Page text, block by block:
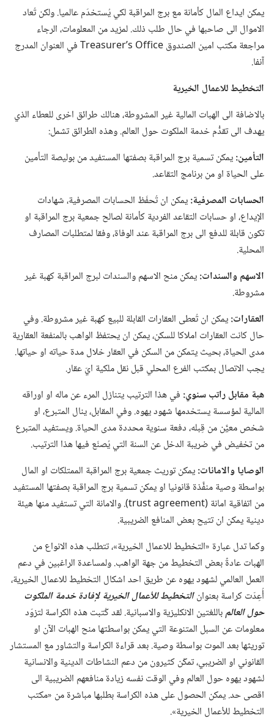
يمكن ايداع المال كأمانة مع برج المراقبة لكي يُستخدَم عالميا.‏ ولكن تُعاد
الاموال الى صاحبها في حال طلب ذلك.‏ لمزيد من المعلومات،‏ الرجاء
مراجعة مكتب امين الصندوق ‏e‏c‏i‏f‏f‏O‏ ‏s‏’‏r‏e‏r‏u‏s‏a‏e‏r‏T‏ في العنوان المدرج
آنفا.‏
التخطيط للاعمال الخيرية
بالاضافة الى الهبات المالية غير المشروطة،‏ هنالك طرائق اخرى للعطاء الذي
يهدف الى تقدُّم خدمة الملكوت حول العالم.‏ وهذه الطرائق تشمل:‏
التأمين:‏يمكن تسمية برج المراقبة بصفتها المستفيد من بوليصة التأمين
على الحياة او من برنامج التقاعد.‏
الحسابات المصرفية:‏يمكن ان تُحفَظ الحسابات المصرفية،‏ شهادات
الإيداع،‏ او حسابات التقاعد الفردية كأمانة لصالح جمعية برج المراقبة او
تكون قابلة للدفع الى برج المراقبة عند الوفاة،‏ وفقا لمتطلبات المصارف
المحلية.‏
الاسهم والسندات:‏يمكن منح الاسهم والسندات لبرج المراقبة كهبة غير
مشروطة.‏
العقارات:‏يمكن ان تُعطى العقارات القابلة للبيع كهبة غير مشروطة.‏ وفي
حال كانت العقارات املاكا للسكن،‏ يمكن ان يحتفظ الواهب بالمنفعة العقارية
مدى الحياة،‏ بحيث يتمكن من السكن في العقار خلال مدة حياته او حياتها.‏
يجب الاتصال بمكتب الفرع المحلي قبل نقل ملكية ايّ عقار.‏
هبة مقابل راتب سنوي:‏ في هذا الترتيب يتنازل المرء عن ماله او اوراقه
المالية لمؤسسة يستخدمها شهود يهوه.‏ وفي المقابل،‏ ينال المتبرع،‏ او
شخص معيَّن من قِبله،‏ دفعة سنوية محددة مدى الحياة.‏ ويستفيد المتبرع
من تخفيض في ضريبة الدخل عن السنة التي يُصنَع فيها هذا الترتيب.‏
الوصايا والامانات:‏يمكن توريث جمعية برج المراقبة الممتلكات او المال
بواسطة وصية منفَّذة قانونيا او يمكن تسمية برج المراقبة بصفتها المستفيد
من اتفاقية امانة (‏‏t‏n‏e‏m‏e‏e‏r‏g‏a‏ ‏t‏s‏u‏r‏t‏)‏.‏ والامانة التي تستفيد منها هيئة
دينية يمكن ان تتيح بعض المنافع الضريبية.‏
وكما تدل عبارة «التخطيط للاعمال الخيرية»،‏ تتطلب هذه الانواع من
الهبات عادةً بعض التخطيط من جهة الواهب.‏ ولمساعدة الراغبين في دعم
العمل العالمي لشهود يهوه عن طريق احد اشكال التخطيط للاعمال الخيرية،‏
أُعِدّت كراسة بعنوانالتخطيط للأعمال الخيرية لإفادة خدمة الملكوت
حول العالمباللغتين الانكليزية والاسبانية.‏ لقد كُتبت هذه الكراسة لتزوّد
معلومات عن السبل المتنوعة التي يمكن بواسطتها منح الهبات الآن او
توريثها بعد الموت بواسطة وصية.‏ بعد قراءة الكراسة والتشاور مع المستشار
القانوني او الضريبي،‏ تمكّن كثيرون من دعم النشاطات الدينية والانسانية
لشهود يهوه حول العالم وفي الوقت نفسه زيادة منافعهم الضريبية الى
اقصى حد.‏ يمكن الحصول على هذه الكراسة بطلبها مباشرة من «مكتب
التخطيط للأعمال الخيرية».‏